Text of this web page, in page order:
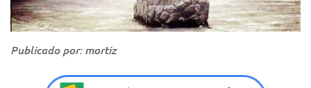
Publicado por: mortiz